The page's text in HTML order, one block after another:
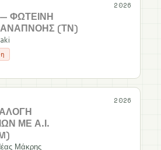
2026
— ΦΩΤΕΙΝΉ
(ΤΝ)
2026
ΜΕ Α.Ι.
Μάκρης